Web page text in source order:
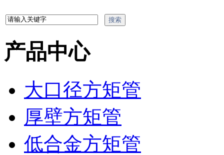
产品中心
大口径方矩管
厚壁方矩管
低合金方矩管